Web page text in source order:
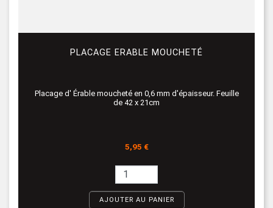
PLACAGE ERABLE MOUCHETÉ
Placage d' Érable moucheté en 0,6 mm d'épaisseur. Feuille
de 42 x 21cm
Prix
5,95 €
AJOUTER AU PANIER